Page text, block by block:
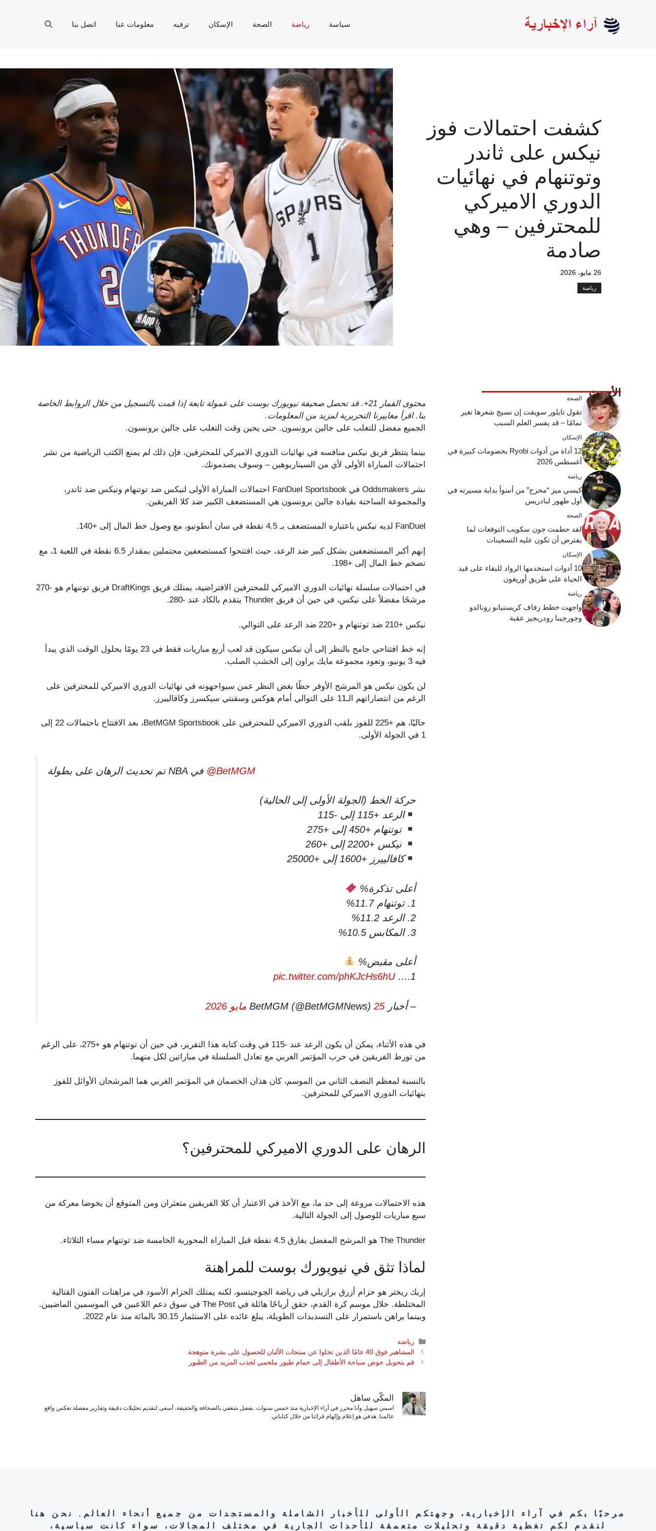
سياسة رياضة الصحة الإسكان ترفيه معلومات عنا اتصل بنا
كشفت احتمالات فوز
نيكس على ثاندر
وتوتنهام في نهائيات
الدوري الاميركي
للمحترفين – وهي
صادمة
26 مايو، 2026
رياضة
محتوى القمار 21+. قد تحصل صحيفة نيويورك بوست على عمولة تابعة إذا قمت بالتسجيل من خلال الروابط الخاصة
بنا. اقرأ معاييرنا التحريرية لمزيد من المعلومات.
الجميع مفضل للتغلب على جالين برونسون. حتى يحين وقت التغلب على جالين برونسون.
بينما ينتظر فريق نيكس منافسه في نهائيات الدوري الاميركي للمحترفين، فإن ذلك لم يمنع الكتب الرياضية من نشر
احتمالات المباراة الأولى لأي من السيناريوهين – وسوف يصدمونك.
نشر Oddsmakers في FanDuel Sportsbook احتمالات المباراة الأولى لنيكس ضد توتنهام ونيكس ضد ثاندر،
والمجموعة الساخنة بقيادة جالين برونسون هي المستضعف الكبير ضد كلا الفريقين.
FanDuel لديه نيكس باعتباره المستضعف بـ 4.5 نقطة في سان أنطونيو، مع وصول خط المال إلى +140.
إنهم أكبر المستضعفين بشكل كبير ضد الرعد، حيث افتتحوا كمستضعفين محتملين بمقدار 6.5 نقطة في اللعبة 1، مع
تضخم خط المال إلى +198.
في احتمالات سلسلة نهائيات الدوري الاميركي للمحترفين الافتراضية، يمتلك فريق DraftKings فريق توتنهام هو -270
مرشحًا مفضلاً على نيكس، في حين أن فريق Thunder يتقدم بالكاد عند -280.
نيكس +210 ضد توتنهام و +220 ضد الرعد على التوالي.
إنه خط افتتاحي جامح بالنظر إلى أن نيكس سيكون قد لعب أربع مباريات فقط في 23 يومًا بحلول الوقت الذي يبدأ
فيه 3 يونيو، وتعود مجموعة مايك براون إلى الخشب الصلب.
لن يكون نيكس هو المرشح الأوفر حظًا بغض النظر عمن سيواجهونه في نهائيات الدوري الاميركي للمحترفين على
الرغم من انتصاراتهم الـ11 على التوالي أمام هوكس وسفنتي سيكسرز وكافالييرز.
حاليًا، هم +225 للفوز بلقب الدوري الاميركي للمحترفين على BetMGM Sportsbook، بعد الافتتاح باحتمالات 22 إلى
1 في الجولة الأولى.
@BetMGM
حركة الخط (الجولة الأولى إلى الحالية)
الرعد +115 إلى -115
توتنهام +450 إلى +275
نيكس +2200 إلى +260
كافالييرز +1600 إلى +25000
أعلى تذكرة%
1. توتنهام 11.7%
2. الرعد 11.2%
3. المكابس 10.5%
أعلى مقبض%
1.…
pic.twitter.com/phKJcHs6hU
– أخبار BetMGM (@BetMGMNews) 25 مايو 2026
في هذه الأثناء، يمكن أن يكون الرعد عند -115 في وقت كتابة هذا التقرير، في حين أن توتنهام هو +275، على الرغم
من تورط الفريقين في حرب المؤتمر الغربي مع تعادل السلسلة في مباراتين لكل منهما.
بالنسبة لمعظم النصف الثاني من الموسم، كان هذان الخصمان في المؤتمر الغربي هما المرشحان الأوائل للفوز
بنهائيات الدوري الاميركي للمحترفين.
الرهان على الدوري الاميركي للمحترفين؟
هذه الاحتمالات مروعة إلى حد ما، مع الأخذ في الاعتبار أن كلا الفريقين متعثران ومن المتوقع أن يخوضا معركة من
سبع مباريات للوصول إلى الجولة التالية.
The Thunder هو المرشح المفضل بفارق 4.5 نقطة قبل المباراة المحورية الخامسة ضد توتنهام مساء الثلاثاء.
لماذا تثق في نيويورك بوست للمراهنة
إريك ريختر هو حزام أزرق برازيلي في رياضة الجوجيتسو، لكنه يمتلك الحزام الأسود في مراهنات الفنون القتالية
المختلطة. خلال موسم كرة القدم، حقق أرباحًا هائلة في The Post في سوق دعم اللاعبين في الموسمين الماضيين.
وبينما يراهن باستمرار على التسديدات الطويلة، يبلغ عائده على الاستثمار 30.15 بالمائة منذ عام 2022.
التصنيفات
رياضة
المشاهير فوق 40 عامًا الذين تخلوا عن منتجات الألبان للحصول على بشرة متوهجة
قم بتحويل حوض سباحة الأطفال إلى حمام طيور ملحمي لجذب المزيد من الطيور
المكّي ساهل
اسمي سهيل وأنا محرر في آراء الإخبارية منذ خمس سنوات. بفضل شغفي بالصحافة والحقيقة، أسعى لتقديم تحليلات دقيقة وتقارير مفصلة تعكس واقع
عالمنا. هدفي هو إعلام وإلهام قرائنا من خلال كتاباتي.
الأحدث الصحة
تقول تايلور سويفت إن نسيج شعرها تغير
تمامًا – قد يفسر العلم السبب
الإسكان
12 أداة من أدوات Ryobi بخصومات كبيرة في
أغسطس 2026
رياضة
كيسي ميز “محرج” من أسوأ بداية مسيرته في
أول ظهور لبادريس
الصحة
لقد حطمت جون سكويب التوقعات لما
يفترض أن تكون عليه التسعينات
الإسكان
10 أدوات استخدمها الرواد للبقاء على قيد
الحياة على طريق أوريغون
رياضة
واجهت خطط زفاف كريستيانو رونالدو
وجورجينا رودريجيز عقبة
مرحبًا بكم في آراء الإخبارية، وجهتكم الأولى للأخبار الشاملة والمستجدات من جميع أنحاء العالم. نحن هنا
لنقدم لكم تغطية دقيقة وتحليلات متعمقة للأحداث الجارية في مختلف المجالات، سواء كانت سياسية،